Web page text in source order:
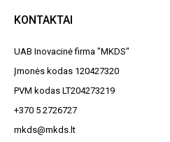
KONTAKTAI
UAB Inovacinė firma "MKDS"
Įmonės kodas 120427320
PVM kodas LT204273219
+370 5 2726727
mkds@mkds.lt